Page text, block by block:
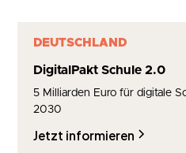
DEUTSCHLAND
DigitalPakt Schule 2.0
5 Milliarden Euro für digitale
2030
Jetzt informieren